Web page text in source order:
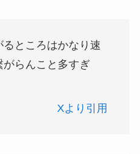
ところはかなり速
らんこと多すぎ
Xより引用